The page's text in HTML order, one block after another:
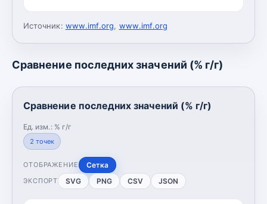
Источник: www.imf.org, www.imf.org
Сравнение последних значений (% г/г)
Сравнение последних значений (% г/г)
Ед. изм.: % г/г
2 точек
ОТОБРАЖЕНИЕ Сетка
ЭКСПОРТ SVG PNG CSV JSON